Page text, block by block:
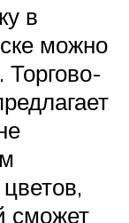
в
можно
сможет